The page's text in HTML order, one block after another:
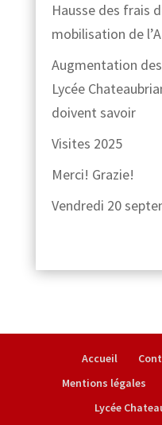
Hausse des frais
mobilisation de
Augmentation
Lycée
doivent savoir
Visites 2025
Merci! Grazie!
Vendredi 20
Accueil
Mentions légales
Lycée